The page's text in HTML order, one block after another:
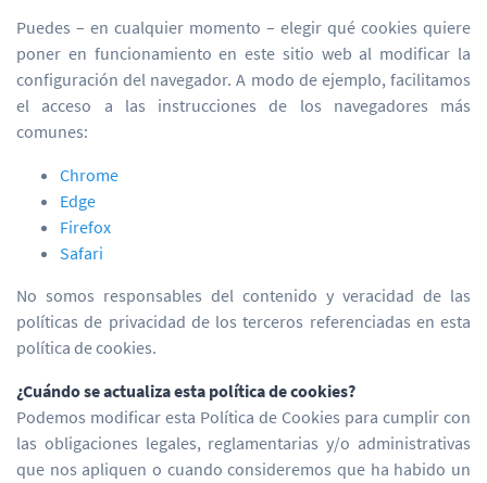
Puedes – en cualquier momento – elegir qué cookies quiere
poner en funcionamiento en este sitio web al modificar la
configuración del navegador. A modo de ejemplo, facilitamos
el acceso a las instrucciones de los navegadores más
comunes:
Chrome
Edge
Firefox
Safari
No somos responsables del contenido y veracidad de las
políticas de privacidad de los terceros referenciadas en esta
política de cookies.
¿Cuándo se actualiza esta política de cookies?
Podemos modificar esta Política de Cookies para cumplir con
las obligaciones legales, reglamentarias y/o administrativas
que nos apliquen o cuando consideremos que ha habido un